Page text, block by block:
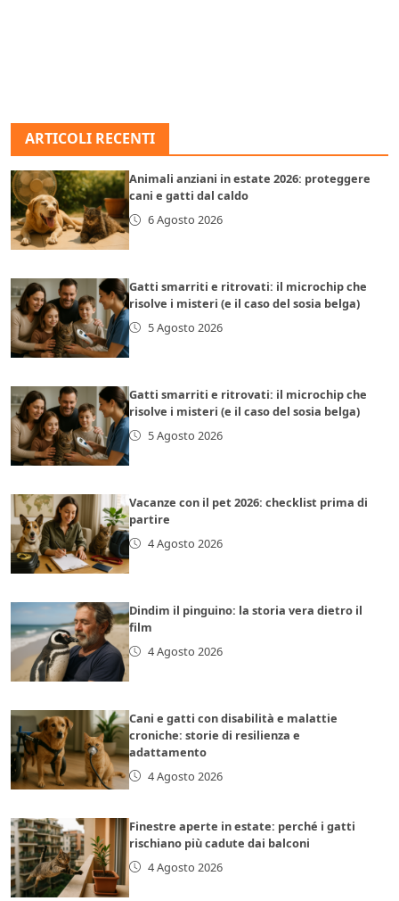
ARTICOLI RECENTI
Animali anziani in estate 2026: proteggere
cani e gatti dal caldo
6 Agosto 2026
Gatti smarriti e ritrovati: il microchip che
risolve i misteri (e il caso del sosia belga)
5 Agosto 2026
Gatti smarriti e ritrovati: il microchip che
risolve i misteri (e il caso del sosia belga)
5 Agosto 2026
Vacanze con il pet 2026: checklist prima di
partire
4 Agosto 2026
Dindim il pinguino: la storia vera dietro il
film
4 Agosto 2026
Cani e gatti con disabilità e malattie
croniche: storie di resilienza e
adattamento
4 Agosto 2026
Finestre aperte in estate: perché i gatti
rischiano più cadute dai balconi
4 Agosto 2026